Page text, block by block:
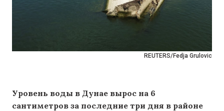
REUTERS/Fedja Grulovic
Уровень воды в Дунае вырос на 6
сантиметров за последние три дня в районе